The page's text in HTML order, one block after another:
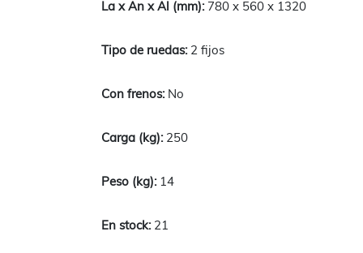
780 x 560 x 1320
2 fijos
No
250
14
21